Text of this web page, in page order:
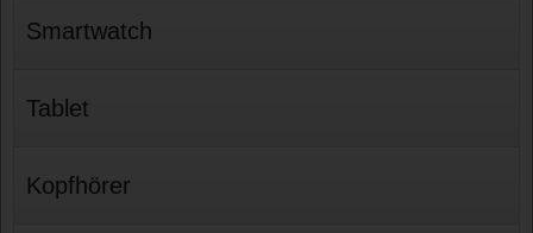
Smartwatch
Tablet
Kopfhörer